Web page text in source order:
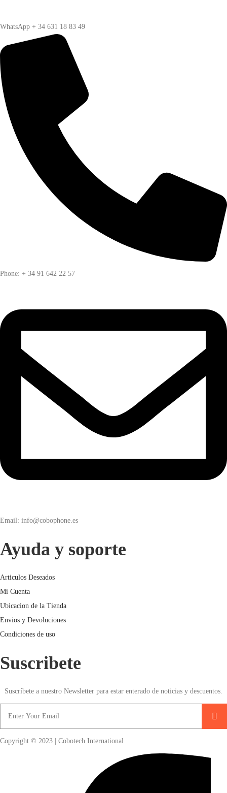
WhatsApp + 34 631 18 83 49
Phone: + 34 91 642 22 57
Email: info@cobophone.es
Ayuda y soporte
Articulos Deseados
Mi Cuenta
Ubicacion de la Tienda
Envios y Devoluciones
Condiciones de uso
Suscribete
Suscríbete a nuestro Newsletter para estar enterado de noticias y descuentos.
Copyright © 2023 | Cobotech International